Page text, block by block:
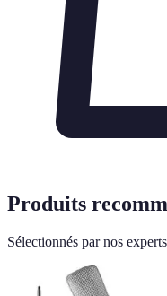
Produits
Sélectionnés par nos experts